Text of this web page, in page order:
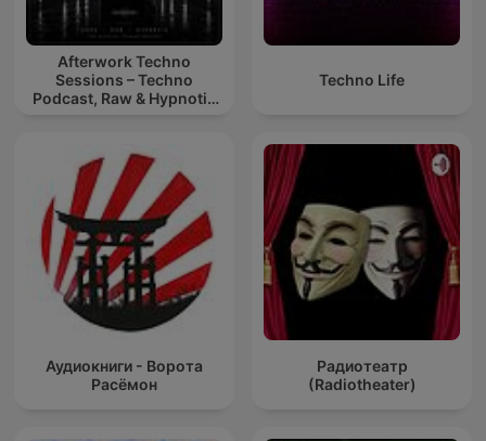
Afterwork Techno
Sessions – Techno
Podcast, Raw & Hypnotic
Techno Life
Аудиокниги - Ворота
Расёмон
Радиотеатр
(Radiotheater)